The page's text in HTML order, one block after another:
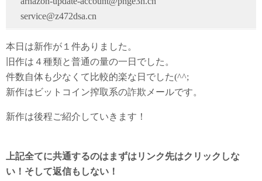
service@z472dsa.cn
本日は新作が１件ありました。
旧作は４種類と普通の量の一日でした。
件数自体も少なくて比較的楽な日でした(^^;
新作はビットコイン搾取系の詐欺メールです。
新作は後程ご紹介していきます！
上記全てに共通するのはまずはリンク先はクリックしな
い！そして返信もしない！